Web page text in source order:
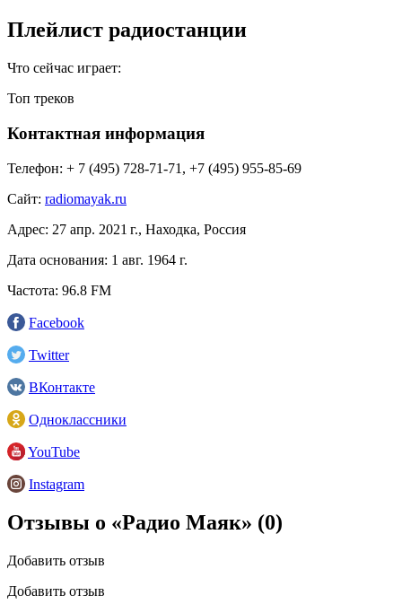
Плейлист радиостанции
Что сейчас играет:
Топ треков
Контактная информация
Телефон: + 7 (495) 728-71-71, +7 (495) 955-85-69
Сайт: radiomayak.ru
Адрес: 27 апр. 2021 г., Находка, Россия
Дата основания: 1 авг. 1964 г.
Частота: 96.8 FM
Facebook
Twitter
ВКонтакте
Одноклассники
YouTube
Instagram
Отзывы о «Радио Маяк» (0)
Добавить отзыв
Добавить отзыв